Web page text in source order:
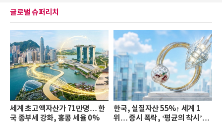
글로벌 슈퍼리치
세계 초고액자산가 71만명… 한
국 종부세 강화, 홍콩 세율 0%
한국, 실질자산 55%↑ 세계 1
위… 증시 폭락, ‘평균의 착시’와